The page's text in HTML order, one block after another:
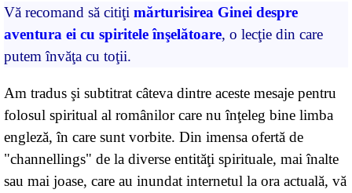
Vă recomand să citiţi mărturisirea Ginei despre
aventura ei cu spiritele înşelătoare, o lecţie din care
putem învăţa cu toţii.
Am tradus şi subtitrat câteva dintre aceste mesaje pentru
folosul spiritual al românilor care nu înţeleg bine limba
engleză, în care sunt vorbite. Din imensa ofertă de
"channellings" de la diverse entităţi spirituale, mai înalte
sau mai joase, care au inundat internetul la ora actuală, vă